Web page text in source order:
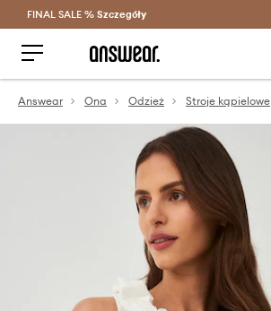
Oszczędzaj z Answear Club >
FINAL SALE % Szczegóły
Answear Ona Odzież Stroje kąpielowe